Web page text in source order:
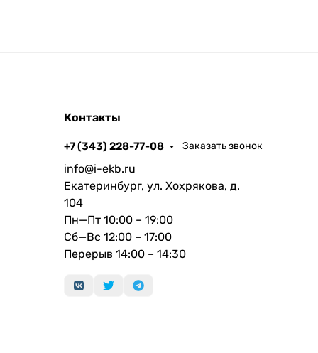
Контакты
+7 (343) 228-77-08 Заказать звонок
info@i-ekb.ru
Екатеринбург, ул. Хохрякова, д.
104
Пн—Пт 10:00 – 19:00
Сб—Вс 12:00 – 17:00
Перерыв 14:00 – 14:30